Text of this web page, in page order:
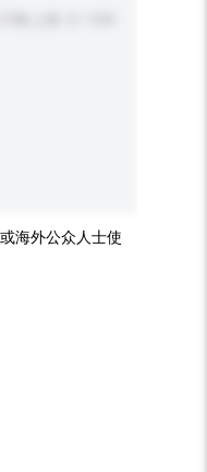
海外公众人士使